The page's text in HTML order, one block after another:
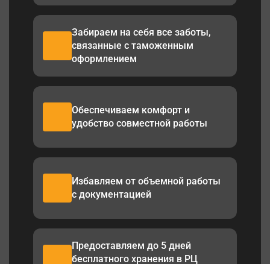
Забираем на себя все заботы,
связанные с таможенным
оформлением
Обеспечиваем комфорт и
удобство совместной работы
Избавляем от объемной работы
с документацией
Предоставляем до 5 дней
бесплатного хранения в РЦ